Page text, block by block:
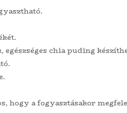
chia puding
hogy a fogyasztásakor